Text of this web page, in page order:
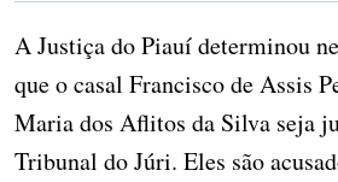
A Justiça do Piauí determinou
que o casal Francisco de Assis
Maria dos Aflitos da Silva seja
Tribunal do Júri. Eles são